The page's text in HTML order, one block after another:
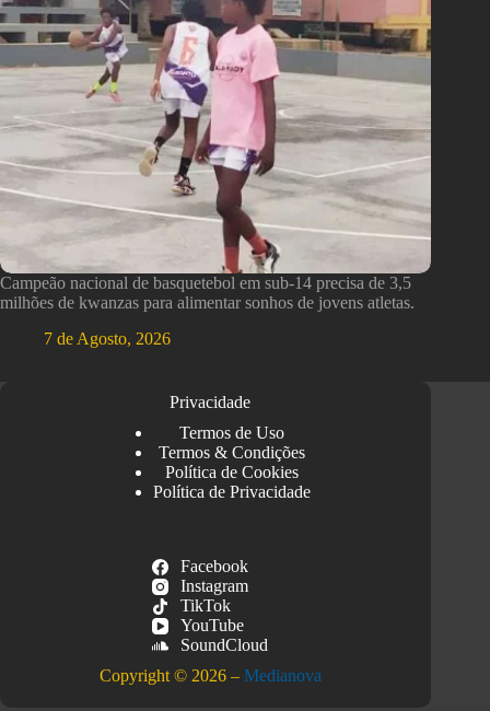
Campeão nacional de basquetebol em sub-14 precisa de 3,5
milhões de kwanzas para alimentar sonhos de jovens atletas.
7 de Agosto, 2026
Privacidade
Termos de Uso
Termos & Condições
Política de Cookies
Política de Privacidade
Facebook
Instagram
TikTok
YouTube
SoundCloud
Copyright © 2026 – Medianova